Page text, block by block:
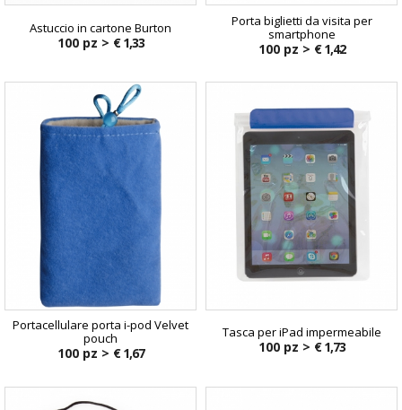
Astuccio in cartone Burton
100 pz > € 1,33
Porta biglietti da visita per
smartphone
100 pz > € 1,42
Portacellulare porta i-pod Velvet
pouch
100 pz > € 1,67
Tasca per iPad impermeabile
100 pz > € 1,73